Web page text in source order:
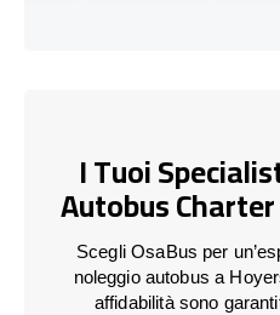
I Tuoi
Autobus
Scegli OsaBus per
noleggio autobus a
affidabilità sono